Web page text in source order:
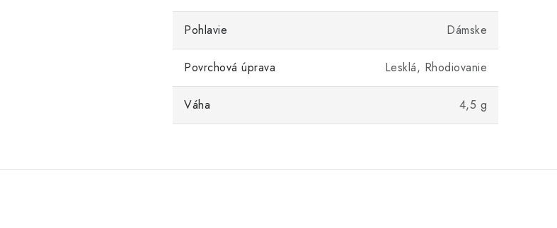
Pohlavie Dámske
Povrchová úprava Lesklá, Rhodiovanie
Váha 4,5 g